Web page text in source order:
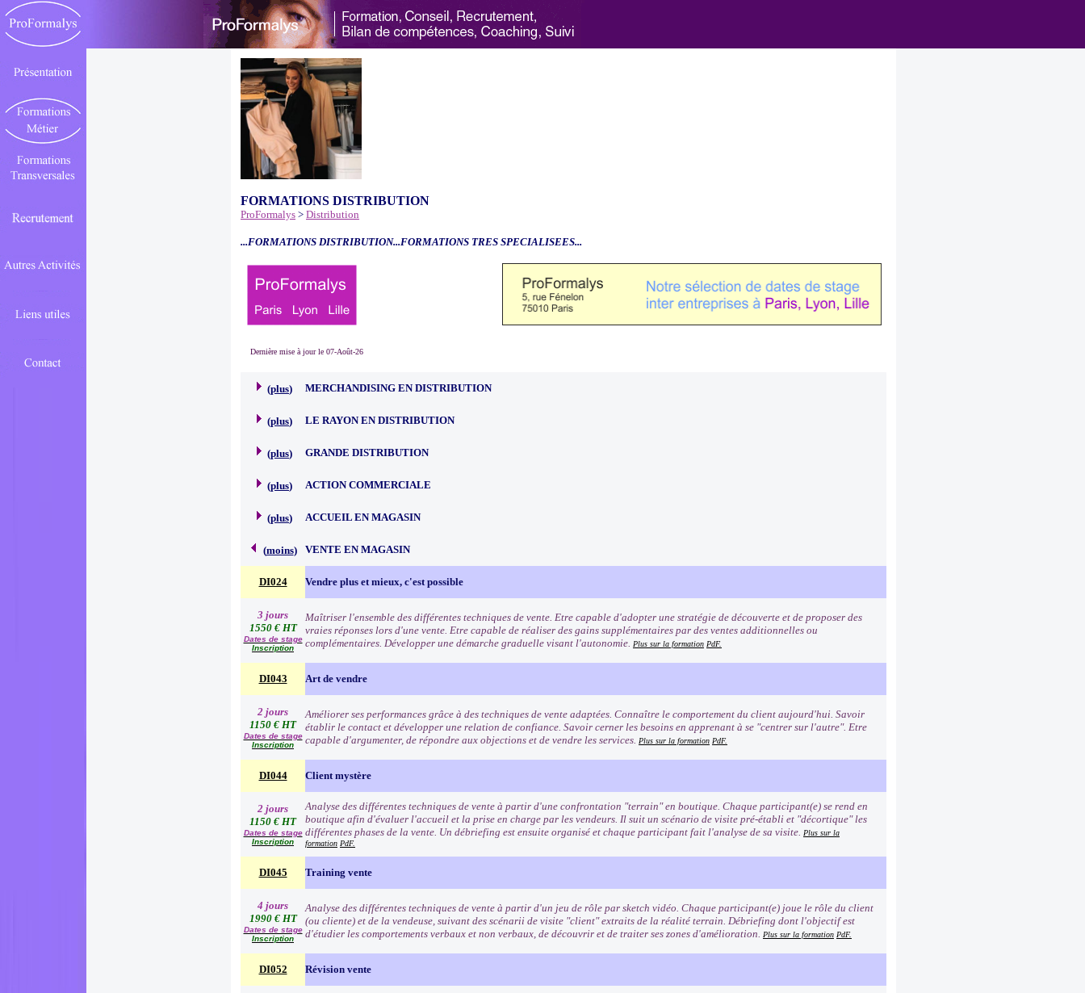
FORMATIONS DISTRIBUTION
ProFormalys > Distribution
...FORMATIONS DISTRIBUTION...FORMATIONS TRES SPECIALISEES...
Dernière mise à jour le 07-Août-26
(plus) MERCHANDISING EN DISTRIBUTION
(plus) LE RAYON EN DISTRIBUTION
(plus) GRANDE DISTRIBUTION
(plus) ACTION COMMERCIALE
(plus) ACCUEIL EN MAGASIN
(moins) VENTE EN MAGASIN
DI024 Vendre plus et mieux, c'est possible
3 jours
1550 € HT
Dates de stage
Inscription
Maîtriser l'ensemble des différentes techniques de vente. Etre capable d'adopter une stratégie de découverte et de proposer des
vraies réponses lors d'une vente. Etre capable de réaliser des gains supplémentaires par des ventes additionnelles ou
complémentaires. Développer une démarche graduelle visant l'autonomie. Plus sur la formation PdF.
DI043 Art de vendre
2 jours
1150 € HT
Dates de stage
Inscription
Améliorer ses performances grâce à des techniques de vente adaptées. Connaître le comportement du client aujourd'hui. Savoir
établir le contact et développer une relation de confiance. Savoir cerner les besoins en apprenant à se "centrer sur l'autre". Etre
capable d'argumenter, de répondre aux objections et de vendre les services. Plus sur la formation PdF.
DI044 Client mystère
2 jours
1150 € HT
Dates de stage
Inscription
Analyse des différentes techniques de vente à partir d'une confrontation "terrain" en boutique. Chaque participant(e) se rend en
boutique afin d'évaluer l'accueil et la prise en charge par les vendeurs. Il suit un scénario de visite pré-établi et "décortique" les
différentes phases de la vente. Un débriefing est ensuite organisé et chaque participant fait l'analyse de sa visite. Plus sur la
formation PdF.
DI045 Training vente
4 jours
1990 € HT
Dates de stage
Inscription
Analyse des différentes techniques de vente à partir d'un jeu de rôle par sketch vidéo. Chaque participant(e) joue le rôle du client
(ou cliente) et de la vendeuse, suivant des scénarii de visite "client" extraits de la réalité terrain. Débriefing dont l'objectif est
d'étudier les comportements verbaux et non verbaux, de découvrir et de traiter ses zones d'amélioration. Plus sur la formation PdF.
DI052 Révision vente